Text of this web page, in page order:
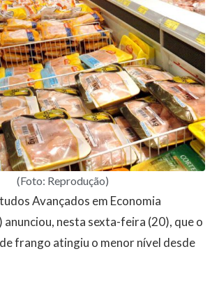
(Foto: Reprodução)
Avançados em Economia
anunciou, nesta sexta-feira (20), que o
frango atingiu o menor nível desde